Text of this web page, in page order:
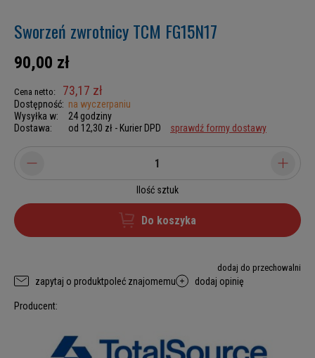
Sworzeń zwrotnicy TCM FG15N17
90,00 zł
Cena netto: 73,17 zł
Dostępność: na wyczerpaniu
Wysyłka w:
24 godziny
Dostawa:
od 12,30 zł - Kurier DPD sprawdź formy dostawy
Ilość sztuk
Do koszyka
dodaj do przechowalni
zapytaj o produktpoleć znajomemu dodaj opinię
Producent: